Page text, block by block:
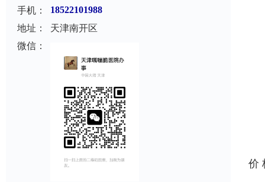
手机：
18522101988
地址：
天津南开区
微信：
价